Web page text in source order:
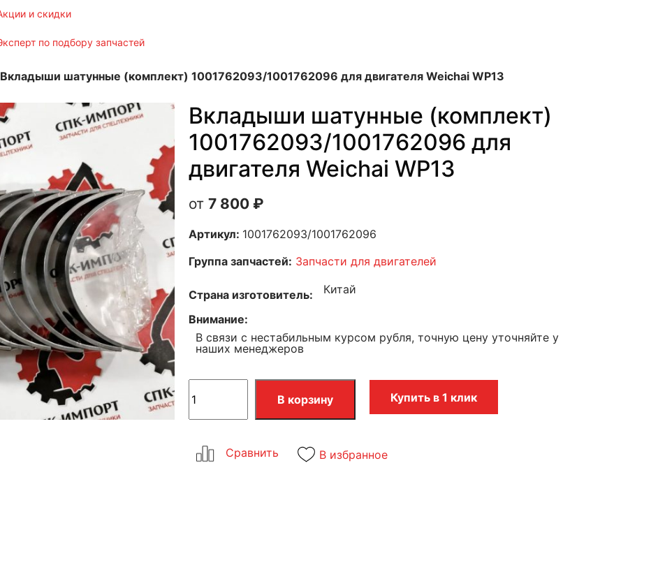
акции и скидки
эксперт по подбору запчастей
Вкладыши шатунные (комплект) 1001762093/1001762096 для двигателя Weichai WP13
Вкладыши шатунные (комплект)
1001762093/1001762096 для
двигателя Weichai WP13
7 800 ₽
Артикул: 1001762093/1001762096
Группа запчастей: Запчасти для двигателей
Страна изготовитель Китай
Внимание
В связи с нестабильным курсом рубля, точную цену уточняйте у
наших менеджеров
В корзину Купить в 1 клик
В избранное